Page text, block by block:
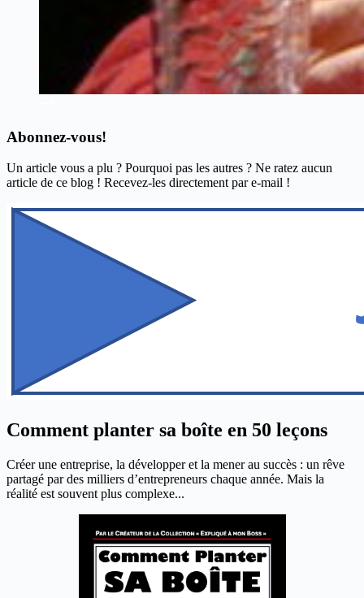
Abonnez-vous!
Un article vous a plu ? Pourquoi pas les autres ? Ne ratez aucun
article de ce blog ! Recevez-les directement par e-mail !
Comment planter sa boîte en 50 leçons
Créer une entreprise, la développer et la mener au succès : un rêve
partagé par des milliers d’entrepreneurs chaque année. Mais la
réalité est souvent plus complexe...